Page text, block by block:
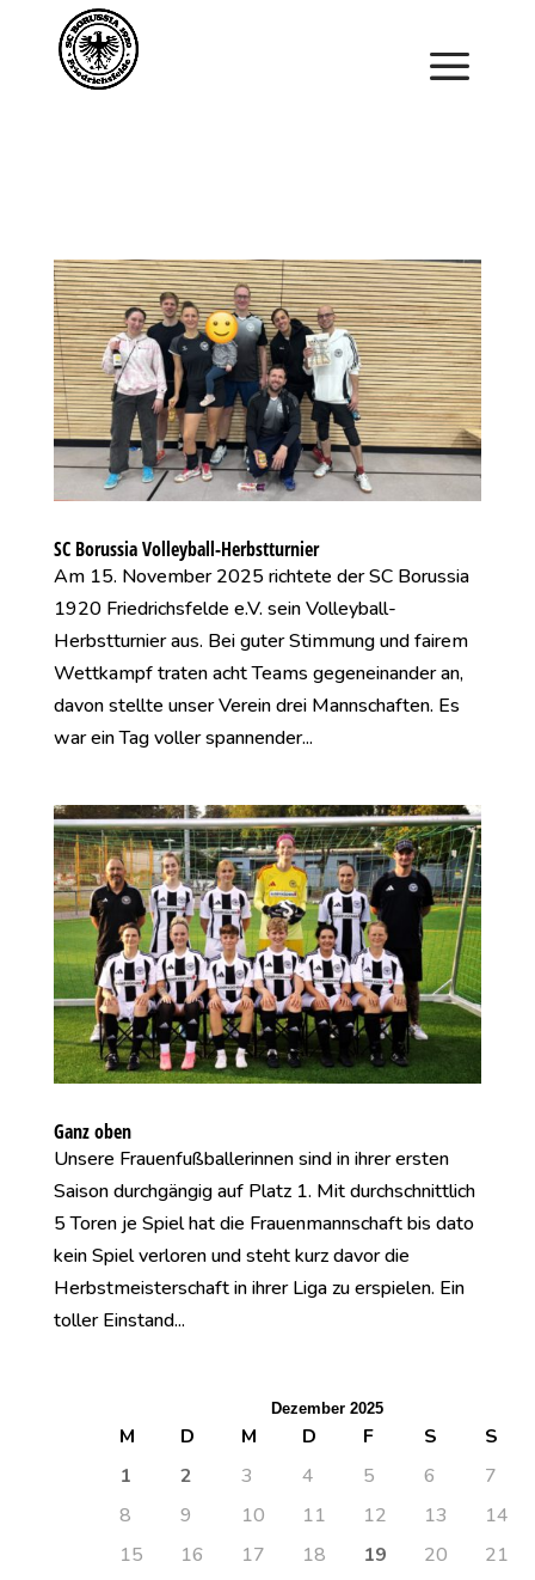
Saisonstart im April. Jetzt ein Schnuppertraining für
Kinder vereinbaren und zu Saisonbeginn dabei sein.
SC Borussia Volleyball-Herbstturnier
Am 15. November 2025 richtete der SC Borussia
1920 Friedrichsfelde e.V. sein Volleyball-
Herbstturnier aus. Bei guter Stimmung und fairem
Wettkampf traten acht Teams gegeneinander an,
davon stellte unser Verein drei Mannschaften. Es
war ein Tag voller spannender...
Ganz oben
Unsere Frauenfußballerinnen sind in ihrer ersten
Saison durchgängig auf Platz 1. Mit durchschnittlich
5 Toren je Spiel hat die Frauenmannschaft bis dato
kein Spiel verloren und steht kurz davor die
Herbstmeisterschaft in ihrer Liga zu erspielen. Ein
toller Einstand...
Dezember 2025
M D M D F S
S
1
2 3 4 5 6
7
8
9 10 11 12 13
14
15
16 17 18 19 20
21